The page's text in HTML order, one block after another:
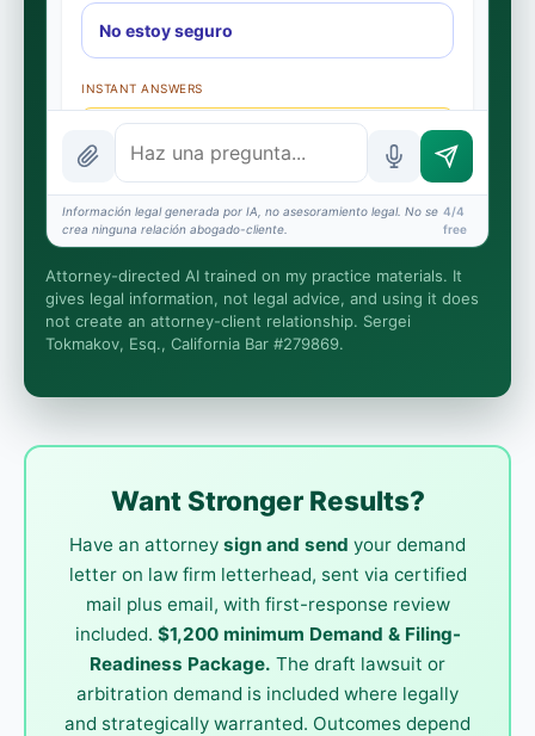
No estoy seguro
INSTANT ANSWERS
What is the AI Legal Analyst?
How attorney review works
What does it cost?
More (1)
asesoría legal, y no se forma ninguna relación
Asuntos de California.
Información legal generada por IA, no asesoramiento legal. No se
crea ninguna relación abogado-cliente.
4/4
free
Attorney-directed AI trained on my practice materials. It
gives legal information, not legal advice, and using it does
not create an attorney-client relationship. Sergei
Tokmakov, Esq., California Bar #279869.
Want Stronger Results?
Have an attorney sign and send your demand
letter on law firm letterhead, sent via certified
mail plus email, with first-response review
included. $1,200 minimum Demand & Filing-
Readiness Package. The draft lawsuit or
arbitration demand is included where legally
and strategically warranted. Outcomes depend